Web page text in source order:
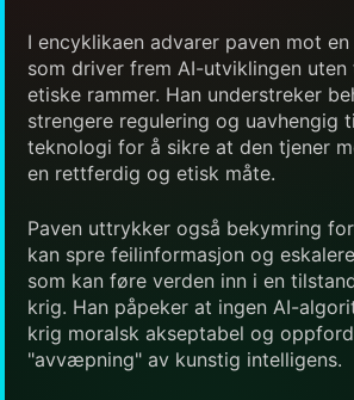
I encyklikaen advarer paven mot
som driver frem AI-utviklingen
etiske rammer. Han understreker
strengere regulering og uavhengig
teknologi for å sikre at den tjener
en rettferdig og etisk måte.
Paven uttrykker også bekymring
kan spre feilinformasjon og
som kan føre verden inn i en
krig. Han påpeker at ingen AI-
krig moralsk akseptabel og
"avvæpning" av kunstig intelligens.